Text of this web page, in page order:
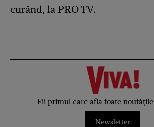
curând, la PRO TV.
Fii primul care afla toate noutățile
Newsletter